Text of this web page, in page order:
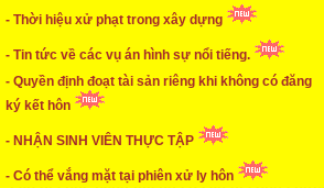
- Thời hiệu xử phạt trong xây dựng
- Tin tức về các vụ án hình sự nổi tiếng.
- Quyền định đoạt tài sản riêng khi không có đăng
ký kết hôn
- NHẬN SINH VIÊN THỰC TẬP
- Có thể vắng mặt tại phiên xử ly hôn
...xem chi tiết
* Cách chọn màu phù hợp theo phong thuỷ
* Mức phạt khi chậm nộp báo cáo thuế
...xem chi tiết